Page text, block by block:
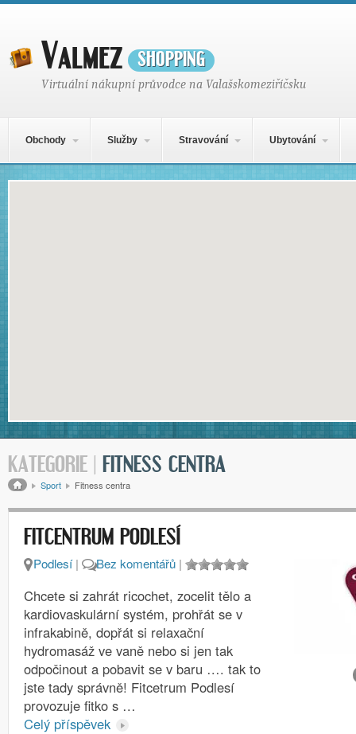
Valmezshopping
Virtuální nákupní průvodce na Valašskomeziříčsku
Obchody Služby Stravování Ubytování
Mapa obsahu
KATEGORIE | FITNESS CENTRA
Drobečková navigace
Sport Fitness centra
FITCENTRUM PODLESÍ
Podlesí| Bez komentářů |
Chcete si zahrát ricochet, zocelit tělo a
kardiovaskulární systém, prohřát se v
infrakabině, dopřát si relaxační
hydromasáž ve vaně nebo si jen tak
odpočinout a pobavit se v baru …. tak to
jste tady správně! Fitcetrum Podlesí
provozuje fitko s …
Celý příspěvek